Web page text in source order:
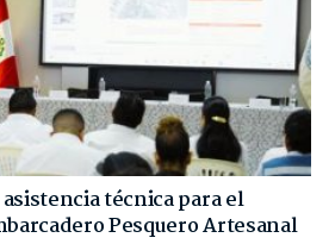
técnica para el
Pesquero Artesanal